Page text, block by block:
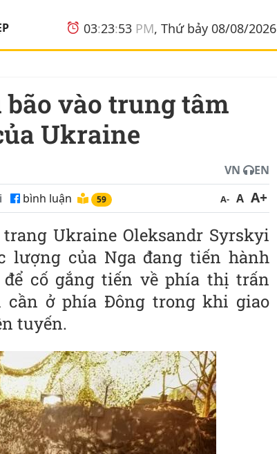
03:23:53 PM, Thứ bảy 08/08/2026
Ukraine
VN
EN
bình luận 58 A- A A+
Ukraine Oleksandr Syrskyi
lượng của Nga đang tiến hành
cố gắng tiến về phía thị trấn
ở phía Đông trong khi giao
tuyến.